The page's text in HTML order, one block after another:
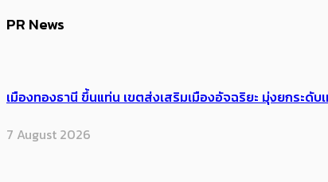
PR News
เมืองทองธานี ขึ้นแท่น เขตส่งเสริมเมืองอัจฉริยะ มุ่งยกระ
7 August 2026